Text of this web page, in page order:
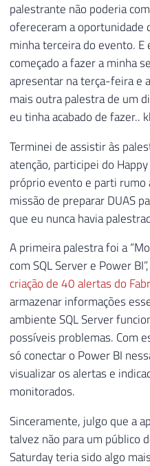
palestrante não poderia
ofereceram a oportunidade
minha terceira do evento. E
começado a fazer a minha
apresentar na terça-feira e
mais outra palestra de um
eu tinha acabado de fazer..
Terminei de assistir às
atenção, participei do
próprio evento e parti rumo
missão de preparar DUAS
que eu nunca havia
A primeira palestra foi a
com SQL Server e Power
criação de 40 alertas do
armazenar informações
ambiente SQL Server
possíveis problemas. Com
só conectar o Power BI
visualizar os alertas e
monitorados.
Sinceramente, julgo que a
talvez não para um público
Saturday teria sido algo